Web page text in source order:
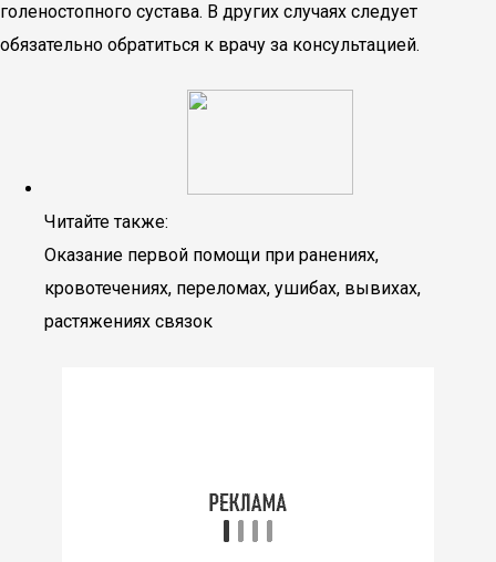
голеностопного сустава. В других случаях следует
обязательно обратиться к врачу за консультацией.
Читайте также:
Оказание первой помощи при ранениях,
кровотечениях, переломах, ушибах, вывихах,
растяжениях связок